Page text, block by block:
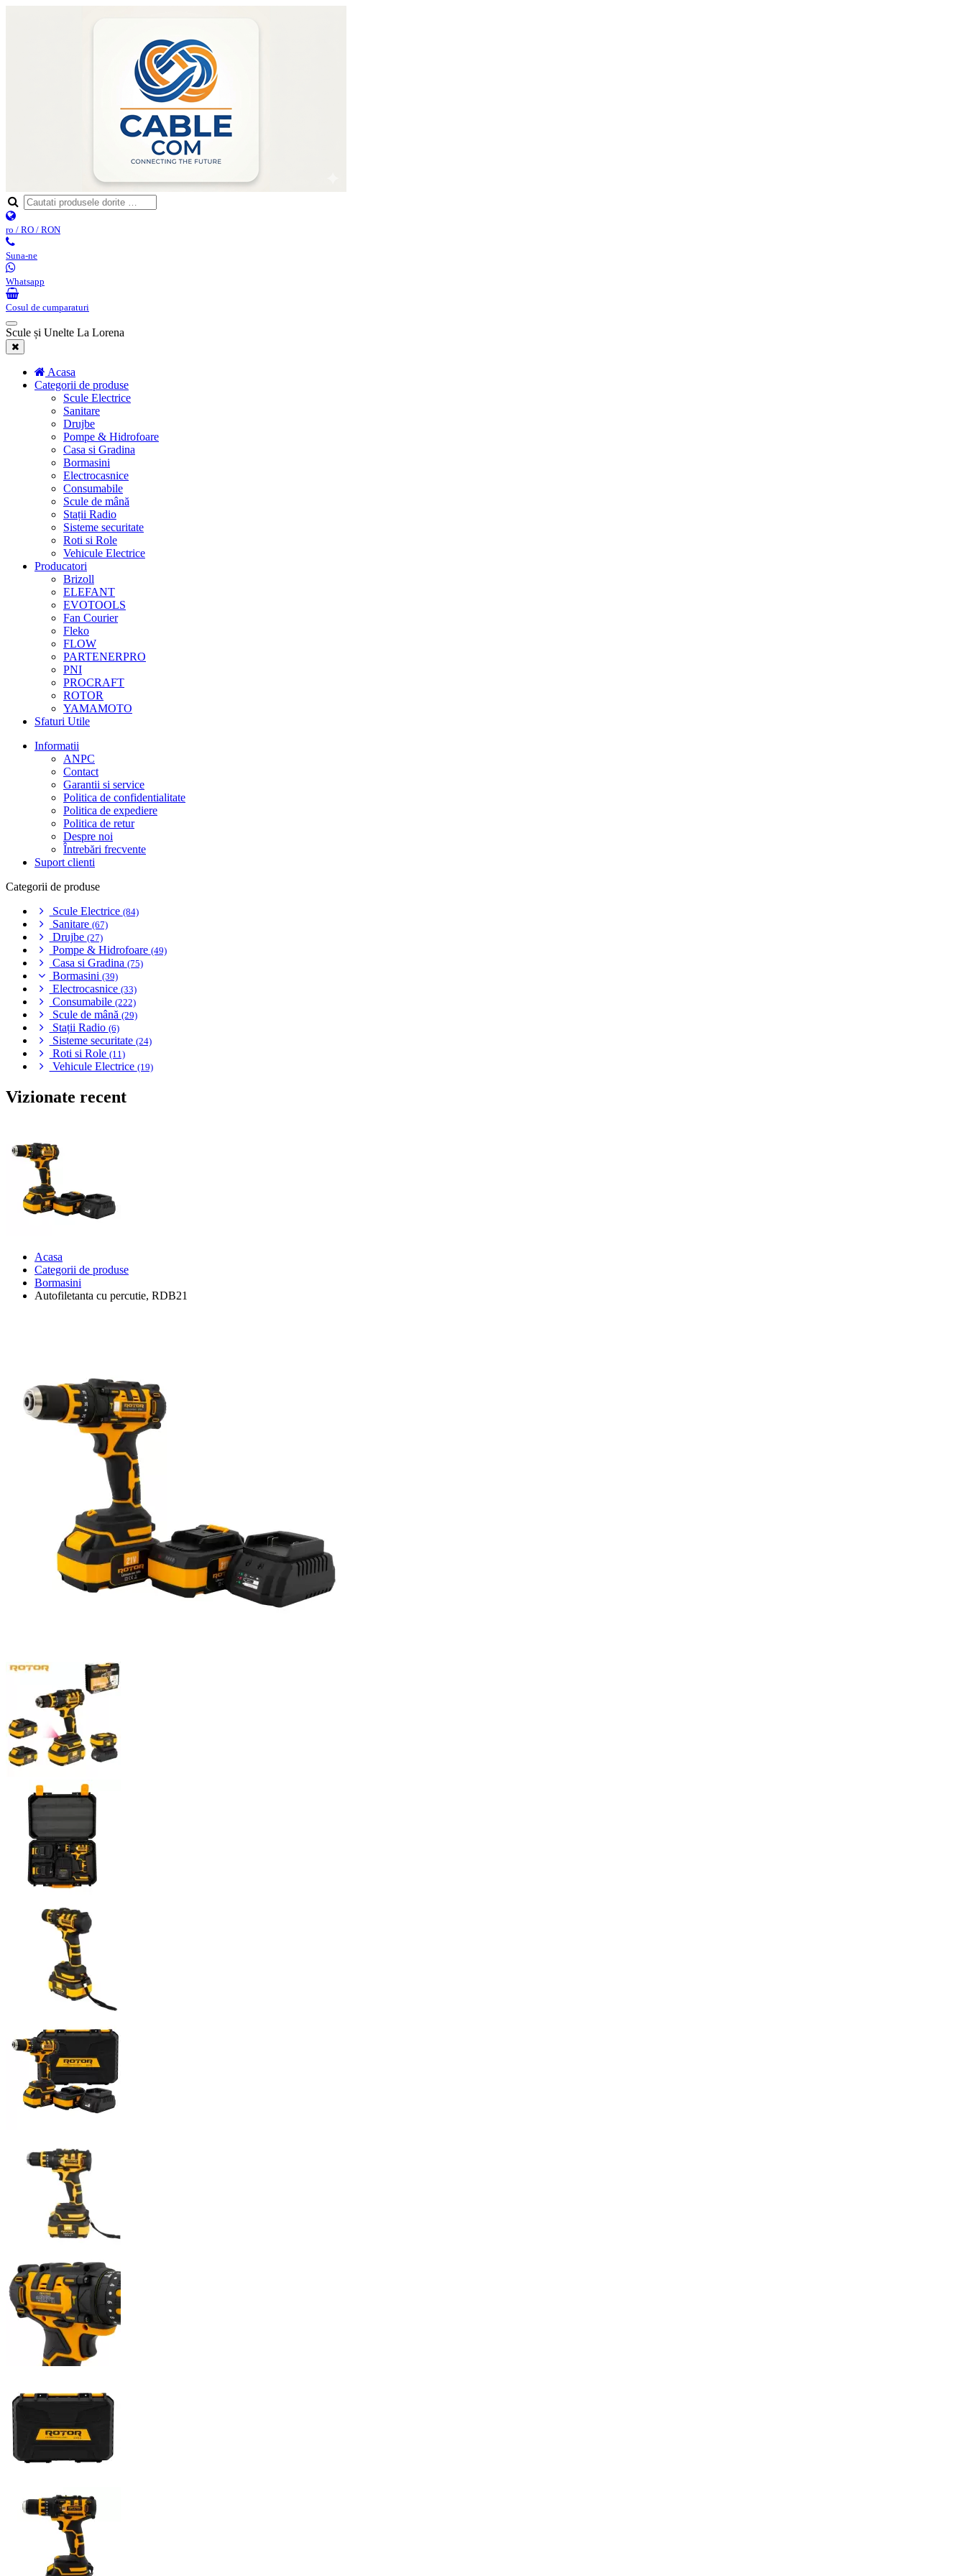
ro / RO / RON
Suna-ne
Whatsapp
Cosul de cumparaturi
Scule și Unelte La Lorena
Acasa
Categorii de produse
Scule Electrice
Sanitare
Drujbe
Pompe & Hidrofoare
Casa si Gradina
Bormasini
Electrocasnice
Consumabile
Scule de mână
Stații Radio
Sisteme securitate
Roti si Role
Vehicule Electrice
Producatori
Brizoll
ELEFANT
EVOTOOLS
Fan Courier
Fleko
FLOW
PARTENERPRO
PNI
PROCRAFT
ROTOR
YAMAMOTO
Sfaturi Utile
Informatii
ANPC
Contact
Garantii si service
Politica de confidentialitate
Politica de expediere
Politica de retur
Despre noi
Întrebări frecvente
Suport clienti
Categorii de produse
Scule Electrice (84)
Sanitare (67)
Drujbe (27)
Pompe & Hidrofoare (49)
Casa si Gradina (75)
Bormasini (39)
Electrocasnice (33)
Consumabile (222)
Scule de mână (29)
Stații Radio (6)
Sisteme securitate (24)
Roti si Role (11)
Vehicule Electrice (19)
Vizionate recent
Acasa
Categorii de produse
Bormasini
Autofiletanta cu percutie, RDB21